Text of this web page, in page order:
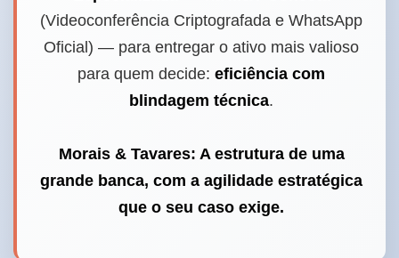
(Videoconferência Criptografada e WhatsApp
Oficial) — para entregar o ativo mais valioso
para quem decide: eficiência com
blindagem técnica.
Morais & Tavares: A estrutura de uma
grande banca, com a agilidade estratégica
que o seu caso exige.